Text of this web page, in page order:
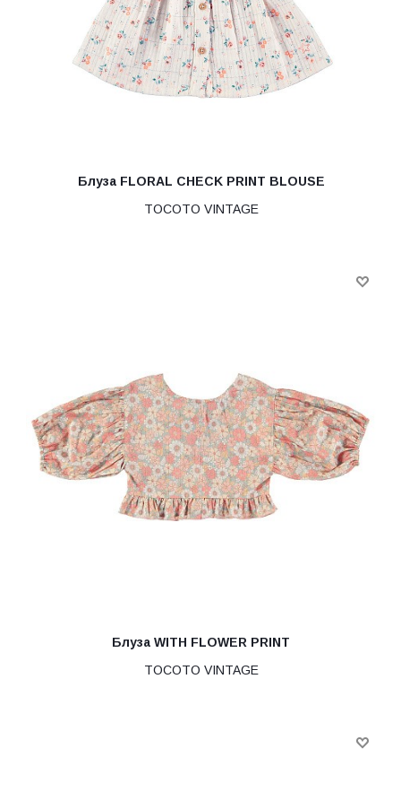
Блуза FLORAL CHECK PRINT BLOUSE
TOCOTO VINTAGE
Блуза WITH FLOWER PRINT
TOCOTO VINTAGE